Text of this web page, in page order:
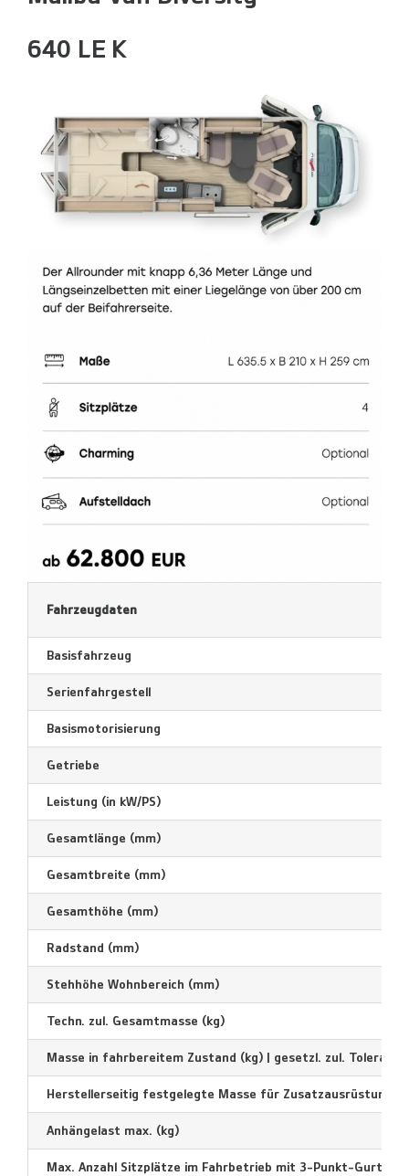
640 LE K
Fahrzeugdaten
Basisfahrzeug
Serienfahrgestell
Basismotorisierung
Getriebe
Leistung (in kW/PS)
Gesamtlänge (mm)
Gesamtbreite (mm)
Gesamthöhe (mm)
Radstand (mm)
Stehhöhe Wohnbereich (mm)
Techn. zul. Gesamtmasse (kg)
Masse in fahrbereitem Zustand (kg) | gesetzl. zul. Toleranz
Herstellerseitig festgelegte Masse für Zusatzausrüstung in
Anhängelast max. (kg)
Max. Anzahl Sitzplätze im Fahrbetrieb mit 3-Punkt-Gurt